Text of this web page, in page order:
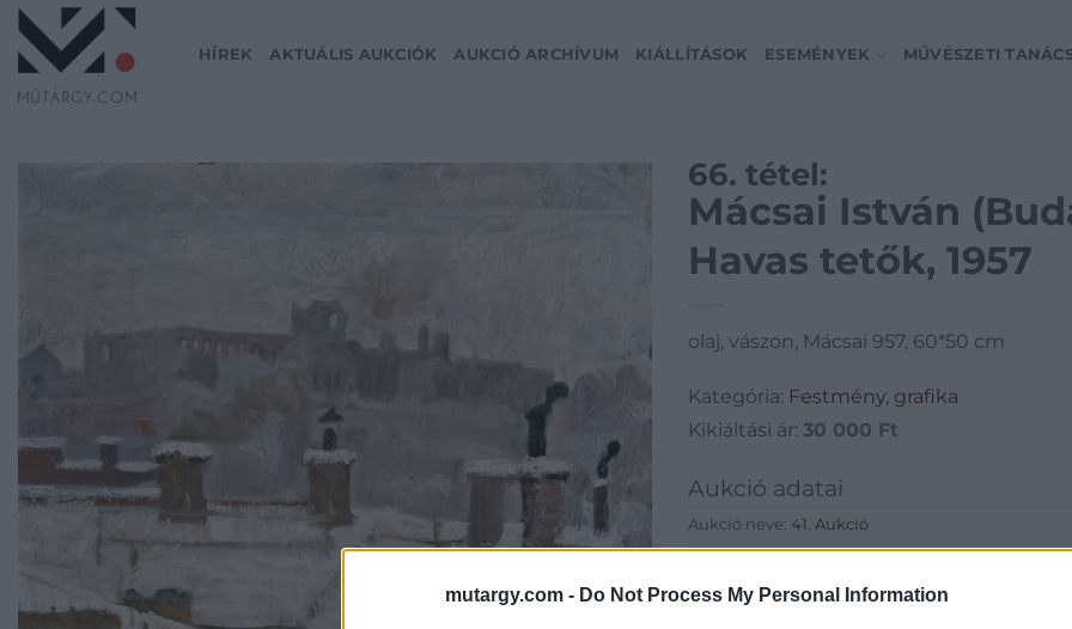
mutargy.com - Do Not Process My Personal Information
HÍREK AKTUÁLIS AUKCIÓK AUKCIÓ ARCHÍVUM KIÁLLÍTÁSOK ESEMÉNYEK MŰVÉSZETI
66. tétel:
Mácsai István
Havas tetők, 1957
olaj, vászon, Mácsai 957, 60*50 cm
Kategória: Festmény, grafika
Kikiáltási ár: 30 000 Ft
Aukció adatai
Aukció neve: 41. Aukció
Aukció ideje: 18:00